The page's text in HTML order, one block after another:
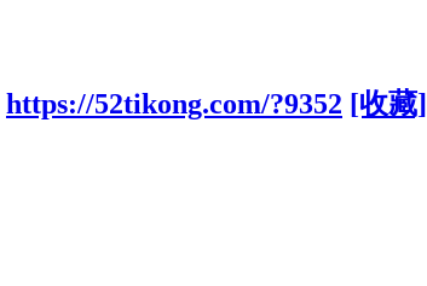
https://52tikong.com/?9352 [收藏]